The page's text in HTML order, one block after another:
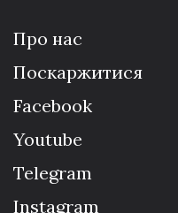
Про нас
Поскаржитися
Facebook
Youtube
Telegram
Instagram